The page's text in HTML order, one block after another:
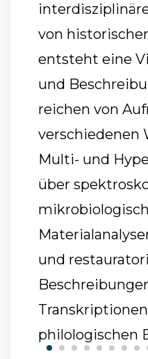
von
entsteht eine
und
reichen von
verschiedenen
Multi- und
über
und
philologischen